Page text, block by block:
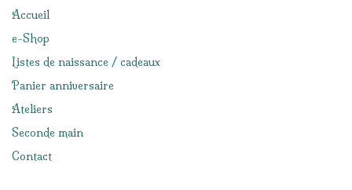
Accueil
e-Shop
Listes de naissance / cadeaux
Panier anniversaire
Ateliers
Seconde main
Contact